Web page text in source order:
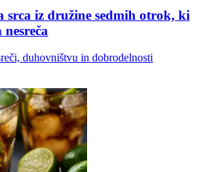
srca iz družine sedmih otrok, ki
duhovništvu in dobrodelnosti